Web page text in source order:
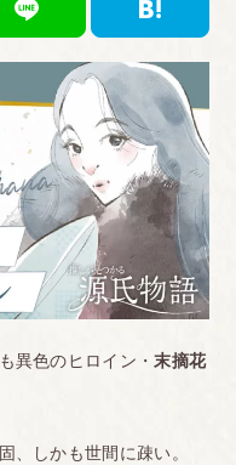
異色のヒロイン・末摘花
、しかも世間に疎い。